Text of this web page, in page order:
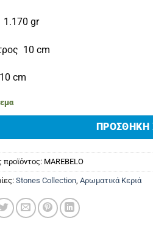
gr
10 cm
cm
ΠΡΟΣΘΉΚΗ
προϊόντος: MAREBELO
Stones Collection Αρωματικά Κεριά